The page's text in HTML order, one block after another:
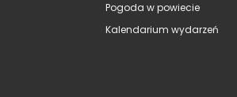
Pogoda w powiecie
Kalendarium wydarzeń